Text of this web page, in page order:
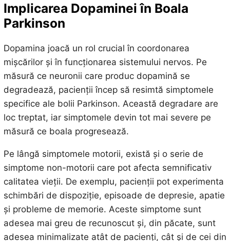
Implicarea Dopaminei în Boala
Parkinson
Dopamina joacă un rol crucial în coordonarea
mișcărilor și în funcționarea sistemului nervos. Pe
măsură ce neuronii care produc dopamină se
degradează, pacienții încep să resimtă simptomele
specifice ale bolii Parkinson. Această degradare are
loc treptat, iar simptomele devin tot mai severe pe
măsură ce boala progresează.
Pe lângă simptomele motorii, există și o serie de
simptome non-motorii care pot afecta semnificativ
calitatea vieții. De exemplu, pacienții pot experimenta
schimbări de dispoziție, episoade de depresie, apatie
și probleme de memorie. Aceste simptome sunt
adesea mai greu de recunoscut și, din păcate, sunt
adesea minimalizate atât de pacienți, cât și de cei din